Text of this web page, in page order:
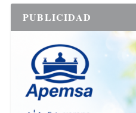
PUBLICIDAD